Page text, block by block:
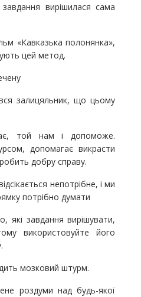
вирішилася сама
«Кавказька полонянка»,
цей метод.
залицяльник, що цьому
той нам і допоможе.
допомагає викрасти
добру справу.
непотрібне, і ми
потрібно думати
які завдання вирішувати,
використовуйте його
мозковий штурм.
роздуми над будь-якої